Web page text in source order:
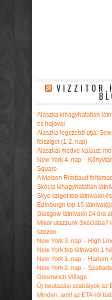
Alaszka kihagyhatatlan
és hajóval
Alaszka legszebb útja:
félsziget (1-2. nap)
Alaszkai medve-kalauz:
New York 4. nap –
Square
A Maison Rimbaud
Skócia kihagyhatatlan
Skye sziget top látnivalói
Edinburgh top 15
Glasgow látnivalói 24 óra
Mikor utazzunk Skóciába?
szezon
New York 3. nap – High
New York top látnivalói 1
New York 1. nap –
New York 2. nap –
Greenwich Village
Új beutazási szabályok az
Minden, amit az ETA-ról